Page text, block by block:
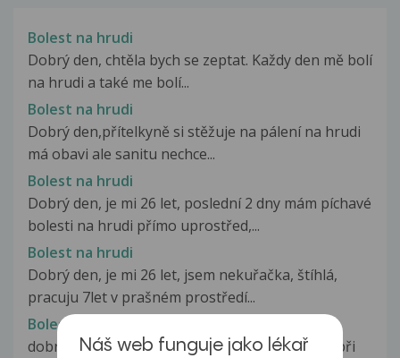
Bolest na hrudi
Dobrý den, chtěla bych se zeptat. Každy den mě bolí
na hrudi a také me bolí...
Bolest na hrudi
Dobrý den,přítelkyně si stěžuje na pálení na hrudi
má obavi ale sanitu nechce...
Bolest na hrudi
Dobrý den, je mi 26 let, poslední 2 dny mám píchavé
bolesti na hrudi přímo uprostřed,...
Bolest na hrudi
Dobrý den, je mi 26 let, jsem nekuřačka, štíhlá,
pracuju 7let v prašném prostředí...
Bolest na hrudi
dobrý den, už dlouho mě trápí jeden problém. při
Náš web funguje jako lékař